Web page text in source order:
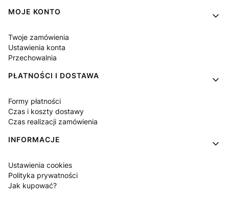
MOJE KONTO
Twoje zamówienia
Ustawienia konta
Przechowalnia
PŁATNOŚCI I DOSTAWA
Formy płatności
Czas i koszty dostawy
Czas realizacji zamówienia
INFORMACJE
Ustawienia cookies
Polityka prywatności
Jak kupować?